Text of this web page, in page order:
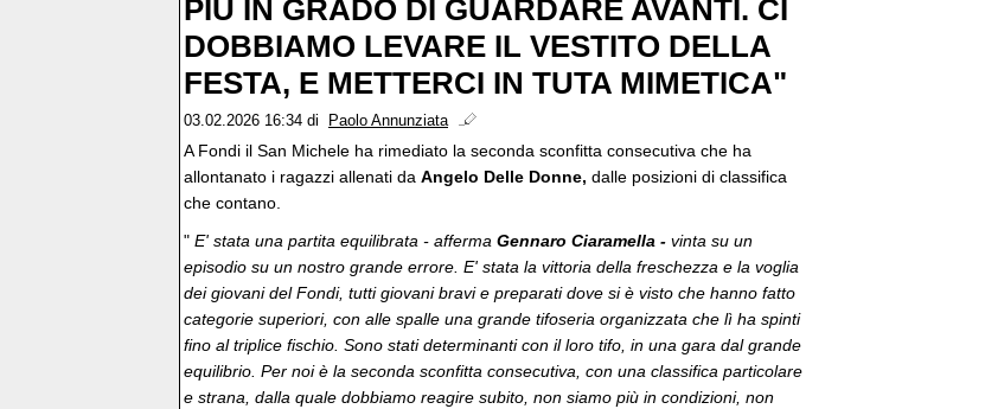
PIÙ IN GRADO DI GUARDARE AVANTI. CI
DOBBIAMO LEVARE IL VESTITO DELLA
FESTA, E METTERCI IN TUTA MIMETICA"
03.02.2026 16:34 di Paolo Annunziata
A Fondi il San Michele ha rimediato la seconda sconfitta consecutiva che ha
allontanato i ragazzi allenati da Angelo Delle Donne, dalle posizioni di classifica
che contano.
" E' stata una partita equilibrata - afferma Gennaro Ciaramella - vinta su un
episodio su un nostro grande errore. E' stata la vittoria della freschezza e la voglia
dei giovani del Fondi, tutti giovani bravi e preparati dove si è visto che hanno fatto
categorie superiori, con alle spalle una grande tifoseria organizzata che lì ha spinti
fino al triplice fischio. Sono stati determinanti con il loro tifo, in una gara dal grande
equilibrio. Per noi è la seconda sconfitta consecutiva, con una classifica particolare
e strana, dalla quale dobbiamo reagire subito, non siamo più in condizioni, non